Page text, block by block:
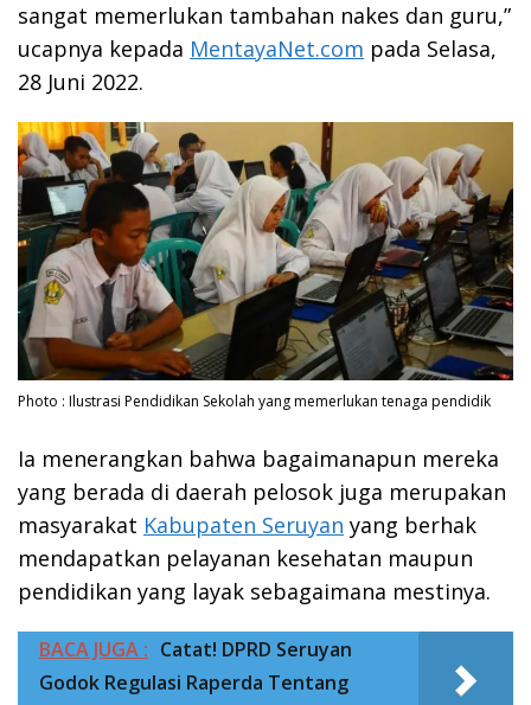
sangat memerlukan tambahan nakes dan guru,”
ucapnya kepada MentayaNet.com pada Selasa,
28 Juni 2022.
Photo : Ilustrasi Pendidikan Sekolah yang memerlukan tenaga pendidik
Ia menerangkan bahwa bagaimanapun mereka
yang berada di daerah pelosok juga merupakan
masyarakat Kabupaten Seruyan yang berhak
mendapatkan pelayanan kesehatan maupun
pendidikan yang layak sebagaimana mestinya.
BACA JUGA : Catat! DPRD Seruyan
Godok Regulasi Raperda Tentang